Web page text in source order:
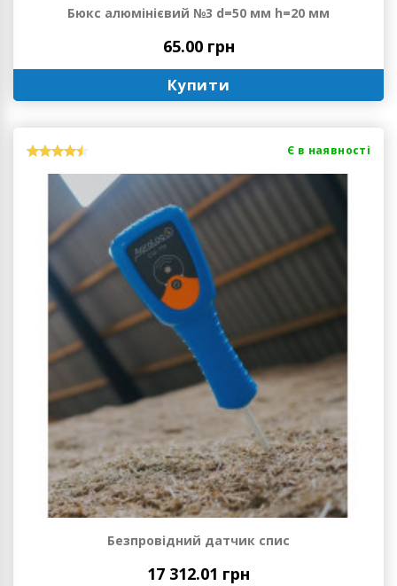
Бюкс алюмінієвий №3 d=50 мм h=20 мм
65.00 грн
Купити
Є в наявності
Безпровідний датчик спис
17 312.01 грн